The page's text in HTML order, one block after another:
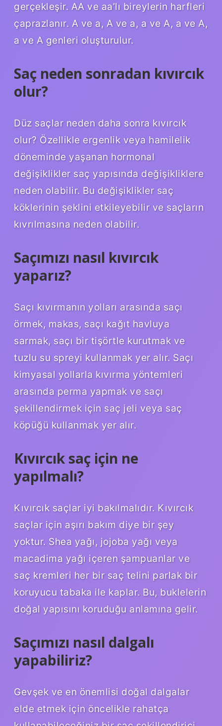
gerçekleşir. AA ve aa’lı bireylerin harfleri
çaprazlanır. A ve a, A ve a, a ve A, a ve A,
a ve A genleri oluşturulur.
Saç neden sonradan kıvırcık
olur?
Düz saçlar neden daha sonra kıvırcık
olur? Özellikle ergenlik veya hamilelik
döneminde yaşanan hormonal
değişiklikler saç yapısında değişikliklere
neden olabilir. Bu değişiklikler saç
köklerinin şeklini etkileyebilir ve saçların
kıvrılmasına neden olabilir.
Saçımızı nasıl kıvırcık
yaparız?
Saçı kıvırmanın yolları arasında saçı
örmek, makas, saçı kağıt havluya
sarmak, saçı bir tişörtle kurutmak ve
tuzlu su spreyi kullanmak yer alır. Saçı
kimyasal yollarla kıvırma yöntemleri
arasında perma yapmak ve saçı
şekillendirmek için saç jeli veya saç
köpüğü kullanmak yer alır.
Kıvırcık saç için ne
yapılmalı?
Kıvırcık saçlar iyi bakılmalıdır. Kıvırcık
saçlar için aşırı bakım diye bir şey
yoktur. Shea yağı, jojoba yağı veya
macadima yağı içeren şampuanlar ve
saç kremleri her bir saç telini parlak bir
koruyucu tabaka ile kaplar. Bu, buklelerin
doğal yapısını koruduğu anlamına gelir.
Saçımızı nasıl dalgalı
yapabiliriz?
Gevşek ve en önemlisi doğal dalgalar
elde etmek için öncelikle rahatça